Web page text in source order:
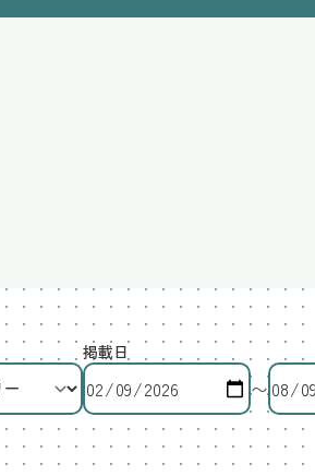
掲載日
〜